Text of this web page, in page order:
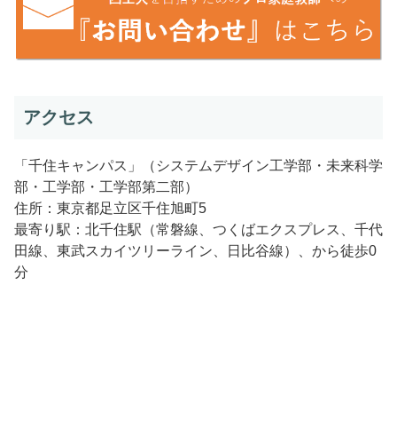
アクセス
「千住キャンパス」（システムデザイン工学部・未来科学
部・工学部・工学部第二部）
住所：東京都足立区千住旭町5
最寄り駅：北千住駅（常磐線、つくばエクスプレス、千代
田線、東武スカイツリーライン、日比谷線）、から徒歩0
分